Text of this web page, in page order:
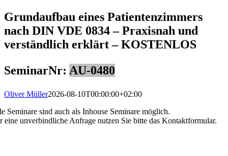
Grundaufbau eines Patientenzimmers
nach DIN VDE 0834 – Praxisnah und
verständlich erklärt – KOSTENLOS
SeminarNr: AU-0480
Oliver Müller2026-08-10T00:00:00+02:00
Seminare sind auch als Inhouse Seminare möglich.
eine unverbindliche Anfrage nutzen Sie bitte das Kontaktformular.